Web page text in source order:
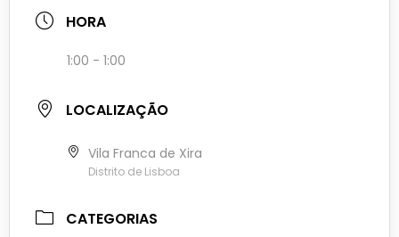
HORA
1:00 - 1:00
LOCALIZAÇÃO
Vila Franca de Xira
Distrito de Lisboa
CATEGORIAS